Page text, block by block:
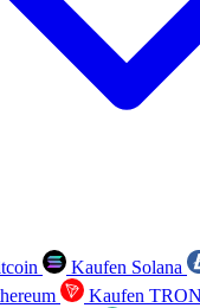
Kaufen Solana
Kaufen TRON